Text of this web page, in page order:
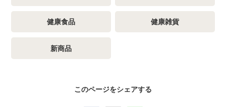
健康食品 健康雑貨
新商品
このページをシェアする